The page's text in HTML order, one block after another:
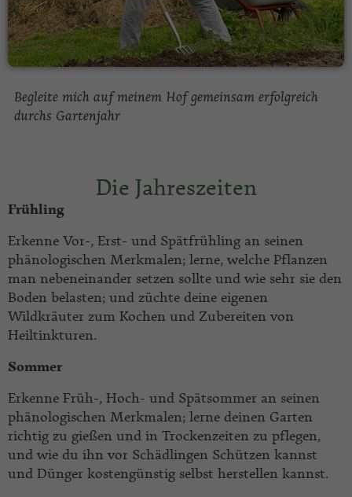
Begleite mich auf meinem Hof gemeinsam erfolgreich
durchs Gartenjahr
Die Jahreszeiten
Frühling
Erkenne Vor-, Erst- und Spätfrühling an seinen
phänologischen Merkmalen; lerne, welche Pflanzen
man nebeneinander setzen sollte und wie sehr sie den
Boden belasten; und züchte deine eigenen
Wildkräuter zum Kochen und Zubereiten von
Heiltinkturen.
Sommer
Erkenne Früh-, Hoch- und Spätsommer an seinen
phänologischen Merkmalen; lerne deinen Garten
richtig zu gießen und in Trockenzeiten zu pflegen,
und wie du ihn vor Schädlingen Schützen kannst
und Dünger kostengünstig selbst herstellen kannst.